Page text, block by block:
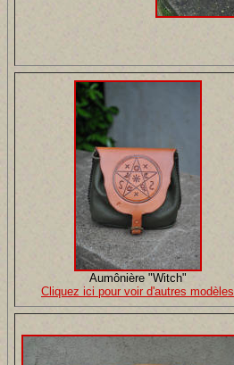
Aumônière "Witch"
Cliquez ici pour voir d'autres modèles